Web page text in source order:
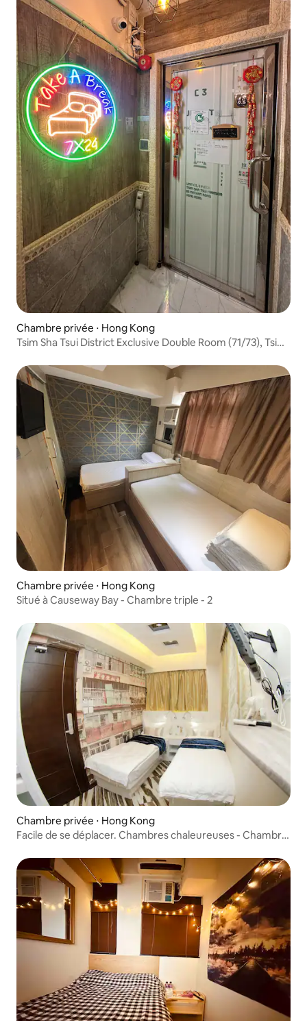
Chambre privée ⋅ Hong Kong
Tsim Sha Tsui District Exclusive Double Room (71/73), Tsim
Chambre privée ⋅ Hong Kong
Situé à Causeway Bay - Chambre triple - 2
Chambre privée ⋅ Hong Kong
Facile de se déplacer. Chambres chaleureuses - Chambre